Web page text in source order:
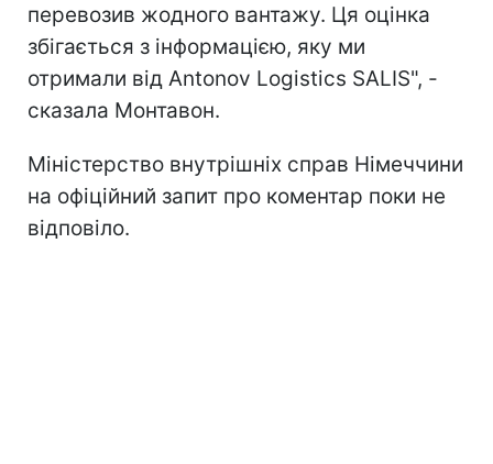
перевозив жодного вантажу. Ця оцінка
збігається з інформацією, яку ми
отримали від Antonov Logistics SALIS", -
сказала Монтавон.
Міністерство внутрішніх справ Німеччини
на офіційний запит про коментар поки не
відповіло.